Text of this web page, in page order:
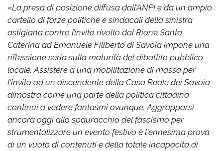
«La presa di posizione diffusa dall’ANPI e da un ampio
cartello di forze politiche e sindacali della sinistra
astigiana contro l’invito rivolto dal Rione Santa
Caterina ad Emanuele Filiberto di Savoia impone una
riflessione seria sulla maturità del dibattito pubblico
locale. Assistere a una mobilitazione di massa per
l'invito ad un discendente della Casa Reale dei Savoia
dimostra come una parte della politica cittadina
continui a vedere fantasmi ovunque. Aggrapparsi
ancora oggi allo spauracchio del fascismo per
strumentalizzare un evento festivo è l'ennesima prova
di un vuoto di contenuti e della totale incapacità di